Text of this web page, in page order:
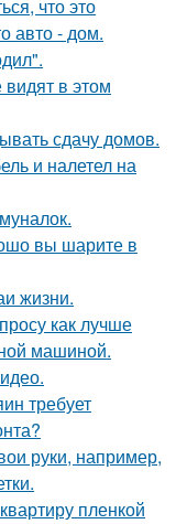
что это
авто - дом.
в этом
сдачу домов.
и налетел на
вы шарите в
жизни.
как лучше
машиной.
требует
руки, например,
пленкой